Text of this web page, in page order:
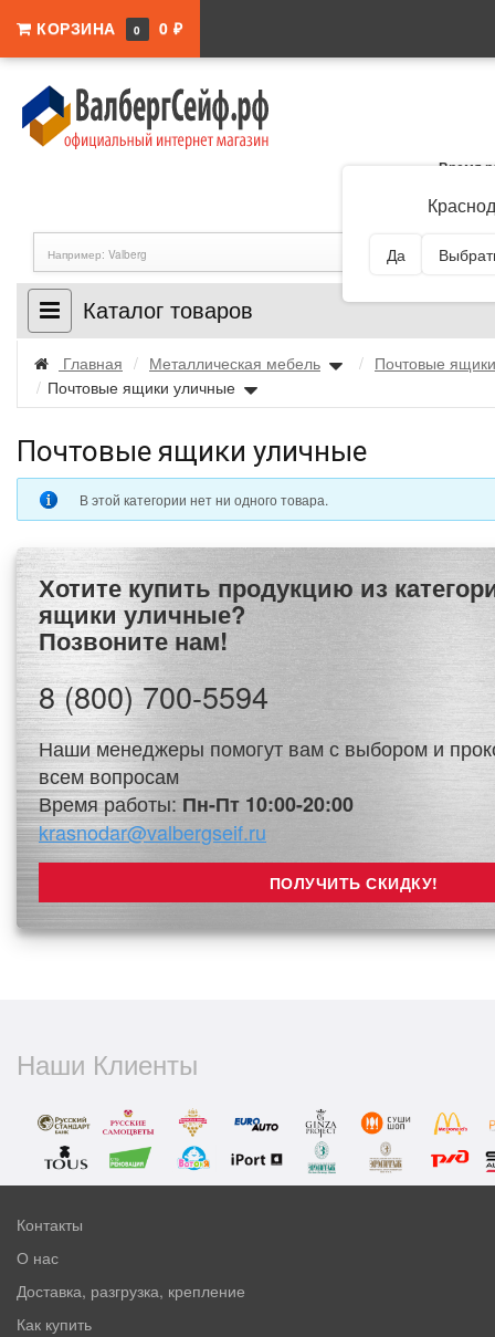
КОРЗИНА 0 0 ₽
Да
Время
Каталог товаров
Главная / Металлическая мебель / Почтовые ящики
/ Почтовые ящики уличные
Почтовые ящики уличные
В этой категории нет ни одного товара.
Хотите купить продукцию из категории Почтовые
ящики уличные?
Позвоните нам!
8 (800) 700-5594
Наши менеджеры помогут вам с выбором и
всем вопросам
Время работы: Пн-Пт 10:00-20:00
krasnodar@valbergseif.ru
Наши Клиенты
Контакты
О нас
Доставка, разгрузка, крепление
Как купить